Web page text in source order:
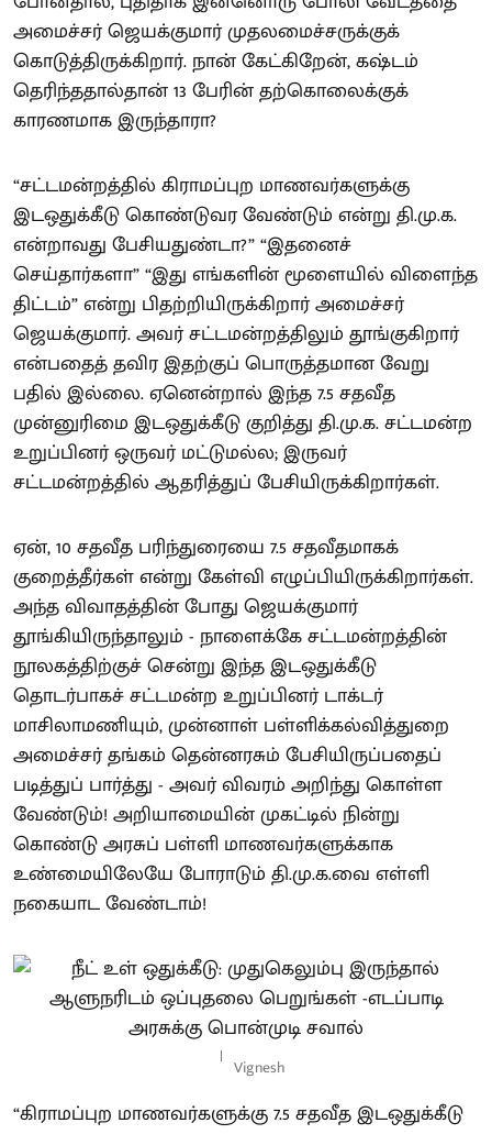
அமைச்சர் ஜெயக்குமார் முதலமைச்சருக்குக்
கொடுத்திருக்கிறார். நான் கேட்கிறேன், கஷ்டம்
தெரிந்ததால்தான் 13 பேரின் தற்கொலைக்குக்
காரணமாக இருந்தாரா?
“சட்டமன்றத்தில் கிராமப்புற மாணவர்களுக்கு
இடஒதுக்கீடு கொண்டுவர வேண்டும் என்று தி.மு.க.
என்றாவது பேசியதுண்டா?” “இதனைச்
செய்தார்களா” “இது எங்களின் மூளையில் விளைந்த
திட்டம்” என்று பிதற்றியிருக்கிறார் அமைச்சர்
ஜெயக்குமார். அவர் சட்டமன்றத்திலும் தூங்குகிறார்
என்பதைத் தவிர இதற்குப் பொருத்தமான வேறு
பதில் இல்லை. ஏனென்றால் இந்த 7.5 சதவீத
முன்னுரிமை இடஒதுக்கீடு குறித்து தி.மு.க. சட்டமன்ற
உறுப்பினர் ஒருவர் மட்டுமல்ல; இருவர்
சட்டமன்றத்தில் ஆதரித்துப் பேசியிருக்கிறார்கள்.
ஏன், 10 சதவீத பரிந்துரையை 7.5 சதவீதமாகக்
குறைத்தீர்கள் என்று கேள்வி எழுப்பியிருக்கிறார்கள்.
அந்த விவாதத்தின் போது ஜெயக்குமார்
தூங்கியிருந்தாலும் - நாளைக்கே சட்டமன்றத்தின்
நூலகத்திற்குச் சென்று இந்த இடஒதுக்கீடு
தொடர்பாகச் சட்டமன்ற உறுப்பினர் டாக்டர்
மாசிலாமணியும், முன்னாள் பள்ளிக்கல்வித்துறை
அமைச்சர் தங்கம் தென்னரசும் பேசியிருப்பதைப்
படித்துப் பார்த்து - அவர் விவரம் அறிந்து கொள்ள
வேண்டும்! அறியாமையின் முகட்டில் நின்று
கொண்டு அரசுப் பள்ளி மாணவர்களுக்காக
உண்மையிலேயே போராடும் தி.மு.க.வை எள்ளி
நகையாட வேண்டாம்!
Vignesh
“கிராமப்புற மாணவர்களுக்கு 7.5 சதவீத இடஒதுக்கீடு